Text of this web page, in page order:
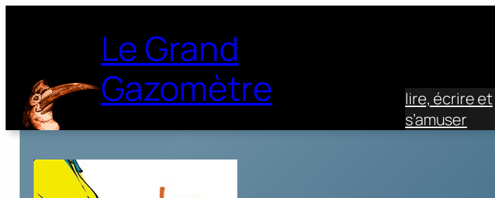
Le Grand
Gazomètre
lire, écrire et
s’amuser